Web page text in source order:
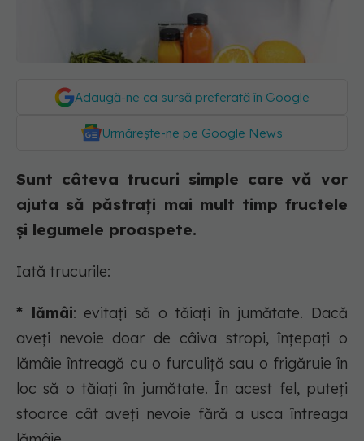
Adaugă-ne ca sursă preferată în Google
Urmărește-ne pe Google News
Sunt câteva trucuri simple care vă vor
ajuta să păstrați mai mult timp fructele
și legumele proaspete.
Iată trucurile:
* lămâi: evitați să o tăiați în jumătate. Dacă
aveți nevoie doar de câiva stropi, înțepați o
lămâie întreagă cu o furculiță sau o frigăruie în
loc să o tăiați în jumătate. În acest fel, puteți
stoarce cât aveți nevoie fără a usca întreaga